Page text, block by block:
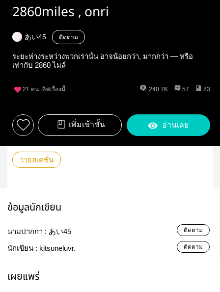
2860miles , onri
あい45 ติดตาม
ระยะห่างระหว่างพวกเรานั้น อาจน้อยกว่า, มากกว่า — หรือ
เท่ากับ 2860 ไมล์
21 คน เลิฟเรื่องนี้ 240.7K 57 83
เพิ่มเข้าชั้น อ่านเลย
วายสเตชั่น
ข้อมูลนักเขียน
นามปากกา : あい45 ติดตาม
นักเขียน : kitsuneluvr. ติดตาม
เผยแพร่